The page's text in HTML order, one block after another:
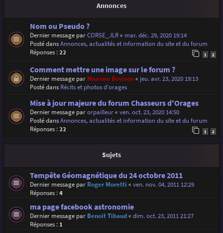
r
Annonces
Nom ou Pseudo ?
Dernier message parCORSE_JLR« mar. déc. 29, 2020 19:14
Posté dansAnnonces, actualités et information du site et du forum
Réponses :22 1 2
Comment mettre une image sur le forum ?
Dernier message par Maxime Daviron« jeu. avr. 23, 2020 19:13
Posté dans Récits et photos d'orages
Mise à jour majeure du forum Chasseurs d'Orages
Dernier message parorpailleur« ven. oct. 23, 2020 14:50
Posté dansAnnonces, actualités et information du site et du forum
Réponses :22 1 2
Sujets
Tempête Géomagnétique du 24 octobre 2011
Dernier message par Roger Moretti « ven. nov. 04, 2011 12:29
Réponses :4
ma page facebook astronomie
Dernier message par Benoit Tibaud« dim. oct. 23, 2011 21:27
Réponses : 1